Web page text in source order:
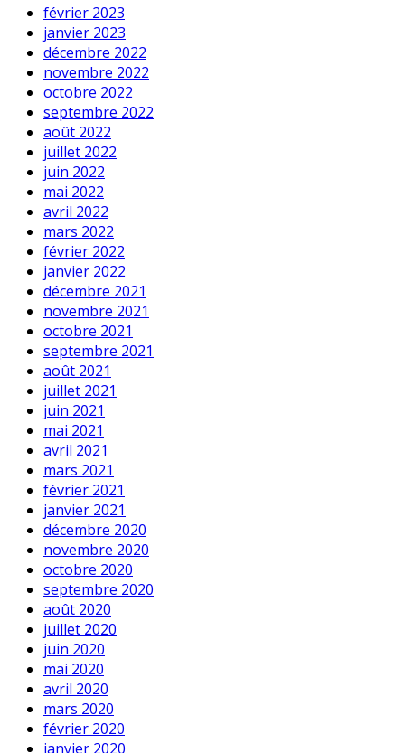
février 2023
janvier 2023
décembre 2022
novembre 2022
octobre 2022
septembre 2022
août 2022
juillet 2022
juin 2022
mai 2022
avril 2022
mars 2022
février 2022
janvier 2022
décembre 2021
novembre 2021
octobre 2021
septembre 2021
août 2021
juillet 2021
juin 2021
mai 2021
avril 2021
mars 2021
février 2021
janvier 2021
décembre 2020
novembre 2020
octobre 2020
septembre 2020
août 2020
juillet 2020
juin 2020
mai 2020
avril 2020
mars 2020
février 2020
janvier 2020